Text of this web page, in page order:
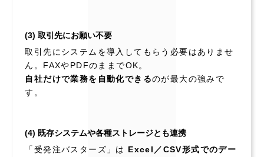
(3) 取引先にお願い不要
取引先にシステムを導入してもらう必要はありませ
ん。FAXやPDFのままでOK。
自社だけで業務を自動化できるのが最大の強みで
す。
(4) 既存システムや各種ストレージとも連携
「受発注バスターズ」は Excel／CSV形式でのデー